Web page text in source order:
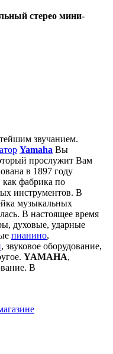
стерео мини-
звучанием.
Yamaha Вы
прослужит Вам
в 1897 году
фабрика по
инструментов. В
музыкальных
В настоящее время
духовые, ударные
пианино,
, звуковое оборудование,
YAMAHA,
В